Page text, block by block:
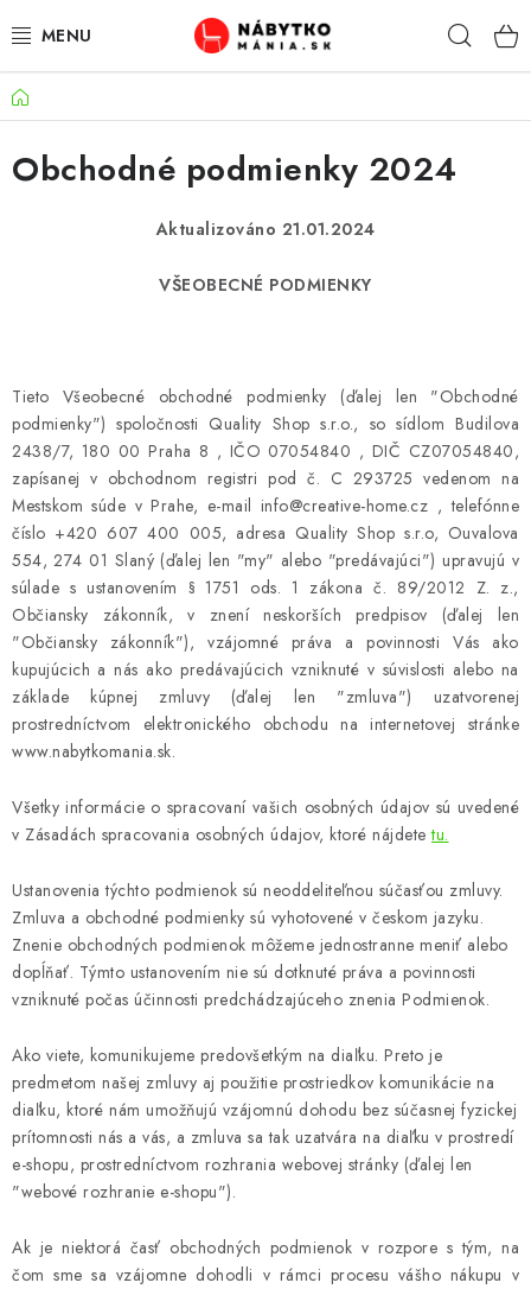
na
VÝPREDAJ
NOVINKY
PREDSIENE
PRACOVŇA / KANCELÁRIA
KÚPEĽŇA
DETSKÉ A ŠTUDENTSKÉ
DOPLNKY A DEKORÁCIE
ZÁHRADA
Kontakty Podmienky ochrany osobných údajov
Registrace
Reklamácie a odstúpenie od zmluvy
Obchodné podmienky 2024
Domov
Obchodné podmienky 2024
Aktualizováno 21.01.2024
VŠEOBECNÉ PODMIENKY
Tieto Všeobecné obchodné podmienky (ďalej len "Obchodné
podmienky") spoločnosti Quality Shop s.r.o., so sídlom Budilova
2438/7, 180 00 Praha 8 , IČO 07054840 , DIČ CZ07054840,
zapísanej v obchodnom registri pod č. C 293725 vedenom na
Mestskom súde v Prahe, e-mail info@creative-home.cz , telefónne
číslo +420 607 400 005, adresa Quality Shop s.r.o, Ouvalova
554, 274 01 Slaný (ďalej len "my" alebo "predávajúci") upravujú v
súlade s ustanovením § 1751 ods. 1 zákona č. 89/2012 Z. z.,
Občiansky zákonník, v znení neskorších predpisov (ďalej len
"Občiansky zákonník"), vzájomné práva a povinnosti Vás ako
kupujúcich a nás ako predávajúcich vzniknuté v súvislosti alebo na
základe kúpnej zmluvy (ďalej len "zmluva") uzatvorenej
prostredníctvom elektronického obchodu na internetovej stránke
www.nabytkomania.sk.
Všetky informácie o spracovaní vašich osobných údajov sú uvedené
v Zásadách spracovania osobných údajov, ktoré nájdetetu.
Ustanovenia týchto podmienok sú neoddeliteľnou súčasťou zmluvy.
Zmluva a obchodné podmienky sú vyhotovené v českom jazyku.
Znenie obchodných podmienok môžeme jednostranne meniť alebo
dopĺňať. Týmto ustanovením nie sú dotknuté práva a povinnosti
vzniknuté počas účinnosti predchádzajúceho znenia Podmienok.
Ako viete, komunikujeme predovšetkým na diaľku. Preto je
predmetom našej zmluvy aj použitie prostriedkov komunikácie na
diaľku, ktoré nám umožňujú vzájomnú dohodu bez súčasnej fyzickej
prítomnosti nás a vás, a zmluva sa tak uzatvára na diaľku v prostredí
e-shopu, prostredníctvom rozhrania webovej stránky (ďalej len
"webové rozhranie e-shopu").
Ak je niektorá časť obchodných podmienok v rozpore s tým, na
čom sme sa vzájomne dohodli v rámci procesu vášho nákupu v